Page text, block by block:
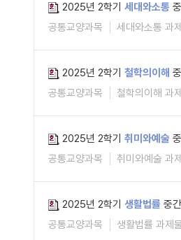
2025년 2학기 세대와소통
공통교양과목
세대와소통 과
2025년 2학기 철학의이해
공통교양과목
철학의이해 과
2025년 2학기 취미와예술
공통교양과목
취미와예술 과
2025년 2학기 생활법률 중
공통교양과목
생활법률 과제